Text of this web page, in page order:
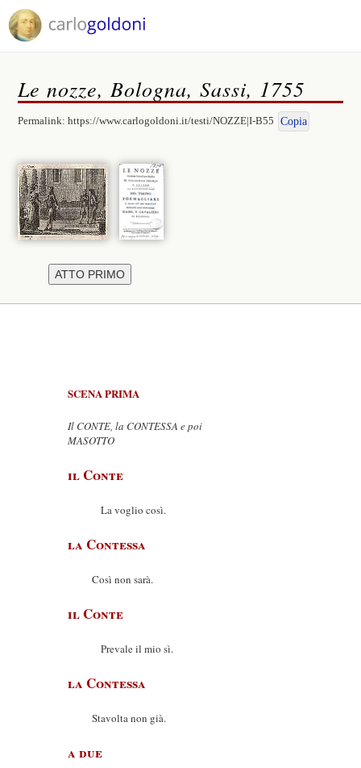
Le nozze, Bologna, Sassi, 1755
Permalink:https://www.carlogoldoni.it/testi/NOZZE|I-B55 Copia
SCENA PRIMA
Il CONTE, la CONTESSA e poi
MASOTTO
il Conte
La voglio così.
la Contessa
Così non sarà.
il Conte
Prevale il mio sì.
la Contessa
Stavolta non già.
a due